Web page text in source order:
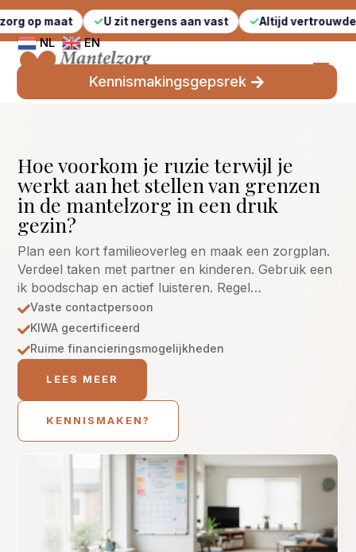
U zit nergens aan vast Altijd vertrouwde gezichten
NL EN
Kennismakingsgepsrek
Hoe voorkom je ruzie terwijl je
werkt aan het stellen van grenzen
in de mantelzorg in een druk
gezin?
Plan een kort familieoverleg en maak een zorgplan.
Verdeel taken met partner en kinderen. Gebruik een
ik boodschap en actief luisteren. Regel…
Vaste contactpersoon
KIWA gecertificeerd
Ruime financieringsmogelijkheden
LEES MEER
KENNISMAKEN?